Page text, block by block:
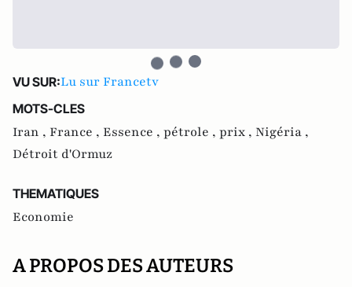
VU SUR:Lu sur Francetv
MOTS-CLES
Iran , France , Essence , pétrole , prix , Nigéria ,
Détroit d'Ormuz
THEMATIQUES
Economie
A PROPOS DES AUTEURS